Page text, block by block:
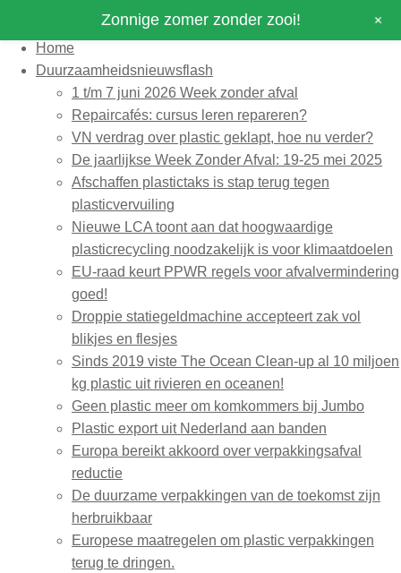
Home
Duurzaamheidsnieuwsflash
1 t/m 7 juni 2026 Week zonder afval
Repaircafés: cursus leren repareren?
VN verdrag over plastic geklapt, hoe nu verder?
De jaarlijkse Week Zonder Afval: 19-25 mei 2025
Afschaffen plastictaks is stap terug tegen
plasticvervuiling
Nieuwe LCA toont aan dat hoogwaardige
plasticrecycling noodzakelijk is voor klimaatdoelen
EU-raad keurt PPWR regels voor afvalvermindering
goed!
Droppie statiegeldmachine accepteert zak vol
blikjes en flesjes
Sinds 2019 viste The Ocean Clean-up al 10 miljoen
kg plastic uit rivieren en oceanen!
Geen plastic meer om komkommers bij Jumbo
Plastic export uit Nederland aan banden
Europa bereikt akkoord over verpakkingsafval
reductie
De duurzame verpakkingen van de toekomst zijn
herbruikbaar
Europese maatregelen om plastic verpakkingen
terug te dringen.
Zonnige zomer zonder zooi! +